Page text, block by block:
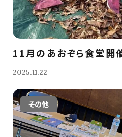
11月のあおぞら食堂開
2025.11.22
その他